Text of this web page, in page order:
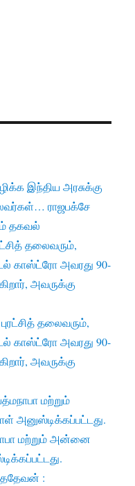
இந்திய அரசுக்கு
ராஜபக்சே
தகவல்
தலைவரும்,
காஸ்ட்ரோ அவரது 90-
அவருக்கு
புரட்சித் தலைவரும்,
காஸ்ட்ரோ அவரது 90-
அவருக்கு
மற்றும்
அனுஸ்டிக்கப்பட்டது.
மற்றும் அன்னை
: